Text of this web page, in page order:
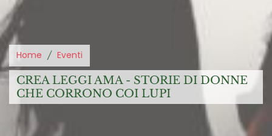
Home Eventi
CREA LEGGI AMA - STORIE DI DONNE
CHE CORRONO COI LUPI